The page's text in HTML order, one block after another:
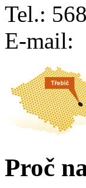
Tel.:
E-mail:
Proč